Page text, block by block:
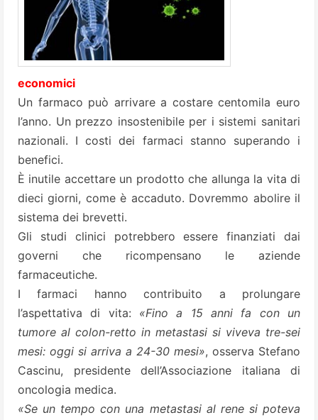
economici
Un farmaco può arrivare a costare centomila euro
l’anno. Un prezzo insostenibile per i sistemi sanitari
nazionali. I costi dei farmaci stanno superando i
benefici.
È inutile accettare un prodotto che allunga la vita di
dieci giorni, come è accaduto. Dovremmo abolire il
sistema dei brevetti.
Gli studi clinici potrebbero essere finanziati dai
governi che ricompensano le aziende
farmaceutiche.
I farmaci hanno contribuito a prolungare
l’aspettativa di vita: «Fino a 15 anni fa con un
tumore al colon-retto in metastasi si viveva tre-sei
mesi: oggi si arriva a 24-30 mesi», osserva Stefano
Cascinu, presidente dell’Associazione italiana di
oncologia medica.
«Se un tempo con una metastasi al rene si poteva